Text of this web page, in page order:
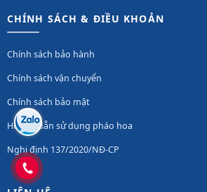
CHÍNH SÁCH & ĐIỀU KHOẢN
Chính sách bảo hành
Chính sách vận chuyển
Chính sách bảo mật
Hướng dẫn sử dụng pháo hoa
Nghị định 137/2020/NĐ-CP